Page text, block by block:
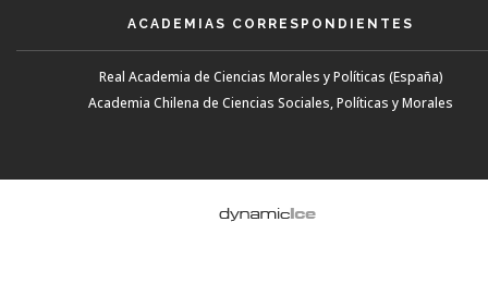
ACADEMIAS CORRESPONDIENTES
Real Academia de Ciencias Morales y Políticas (España)
Academia Chilena de Ciencias Sociales, Políticas y Morales